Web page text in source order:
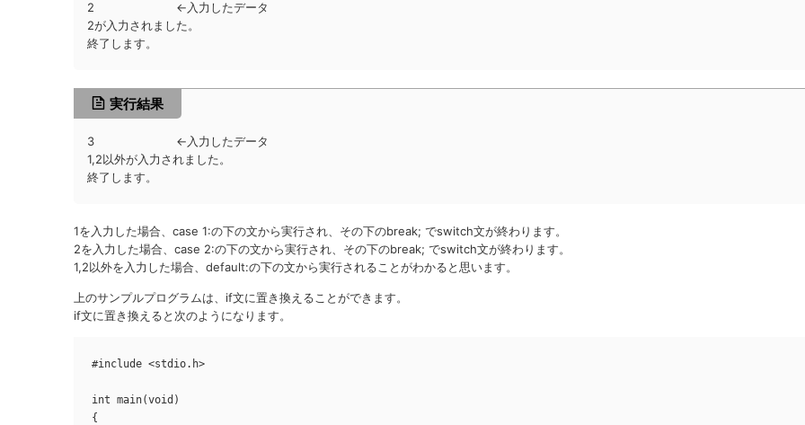
2 ←入力したデータ
2が入力されました。
終了します。
実行結果
3 ←入力したデータ
1,2以外が入力されました。
終了します。
1を入力した場合、case 1:の下の文から実行され、その下のbreak; でswitch文が終わります。
2を入力した場合、case 2:の下の文から実行され、その下のbreak; でswitch文が終わります。
1,2以外を入力した場合、default:の下の文から実行されることがわかると思います。
上のサンプルプログラムは、if文に置き換えることができます。
if文に置き換えると次のようになります。
#include <stdio.h>
int main(void)
{